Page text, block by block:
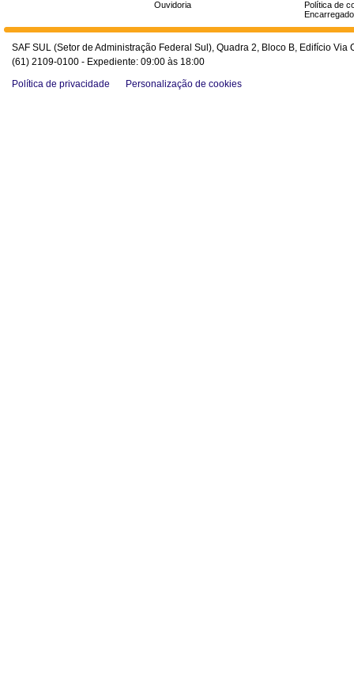
Ouvidoria
Política de
SAF SUL (Setor de Administração Federal Sul), Quadra 2, Bloco B, Edifício
(61) 2109-0100 - Expediente: 09:00 às 18:00
Política de privacidade
Personalização de cookies